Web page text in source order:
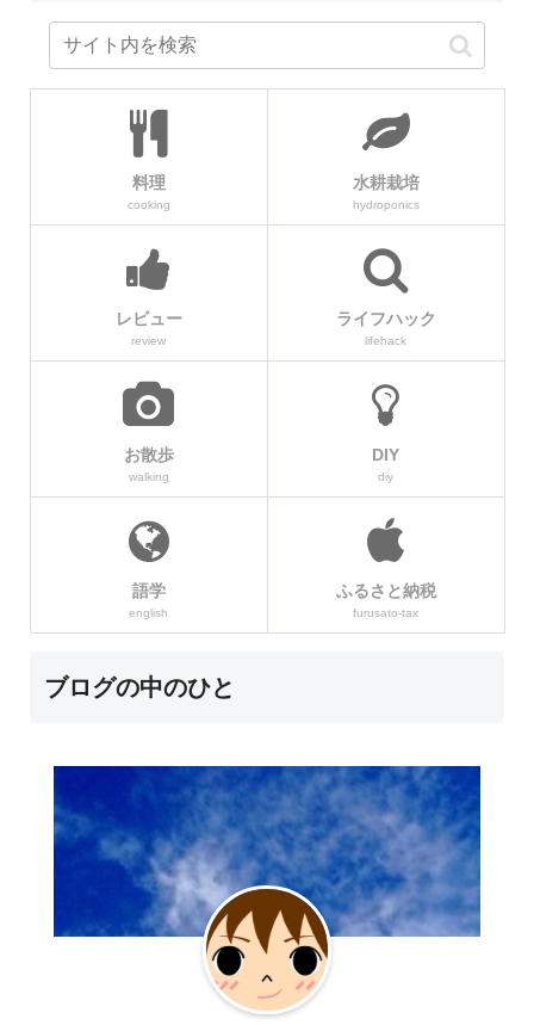
料理
cooking
水耕栽培
hydroponics
レビュー
review
ライフハック
lifehack
お散歩
walking
DIY
diy
語学
english
ふるさと納税
furusato-tax
ブログの中のひと